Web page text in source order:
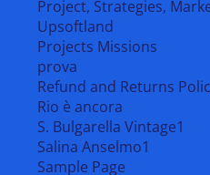
Project, Strategies,
Upsoftland
Projects Missions
prova
Refund and Returns
Rio è ancora
S. Bulgarella Vintage1
Salina Anselmo1
Sample Page